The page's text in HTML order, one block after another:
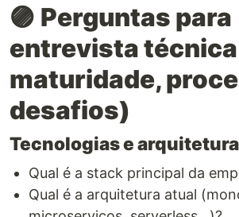
🟣 Perguntas para
entrevista
maturidade,
desafios)
Tecnologias e arquitetura
Qual é a stack principal da
Qual é a arquitetura atual